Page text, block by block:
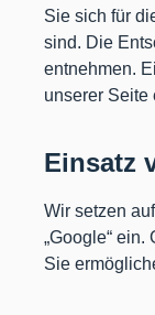
Sie sich für
sind. Die
entnehmen.
unserer Seite
Einsatz
Wir setzen
„Google“
Sie